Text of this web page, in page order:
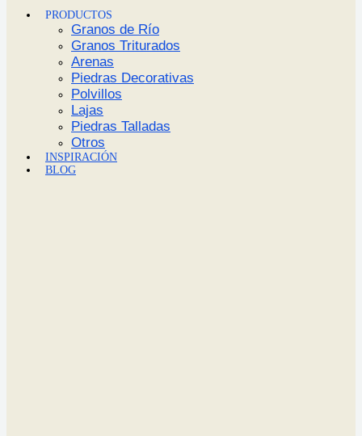
PRODUCTOS
Granos de Río
Granos Triturados
Arenas
Piedras Decorativas
Polvillos
Lajas
Piedras Talladas
Otros
INSPIRACIÓN
BLOG